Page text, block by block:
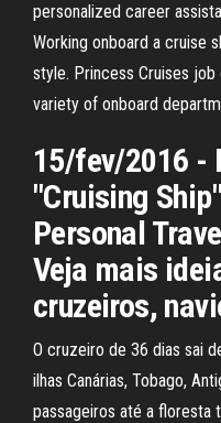
personalized career
Working onboard a cruise
style. Princess Cruises
variety of onboard
15/fev/2016 -
"Cruising
Personal
Veja mais
cruzeiros,
O cruzeiro de 36 dias sai
ilhas Canárias, Tobago,
passageiros até a floresta